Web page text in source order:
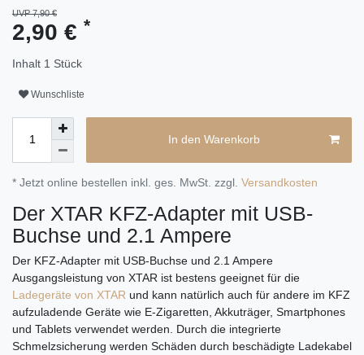
UVP 7,90 €
2,90 € *
Inhalt 1 Stück
Wunschliste
In den Warenkorb
* Jetzt online bestellen inkl. ges. MwSt. zzgl. Versandkosten
Der XTAR KFZ-Adapter mit USB-
Buchse und 2.1 Ampere
Der KFZ-Adapter mit USB-Buchse und 2.1 Ampere
Ausgangsleistung von XTAR ist bestens geeignet für die
Ladegeräte von XTAR und kann natürlich auch für andere im KFZ
aufzuladende Geräte wie E-Zigaretten, Akkuträger, Smartphones
und Tablets verwendet werden. Durch die integrierte
Schmelzsicherung werden Schäden durch beschädigte Ladekabel